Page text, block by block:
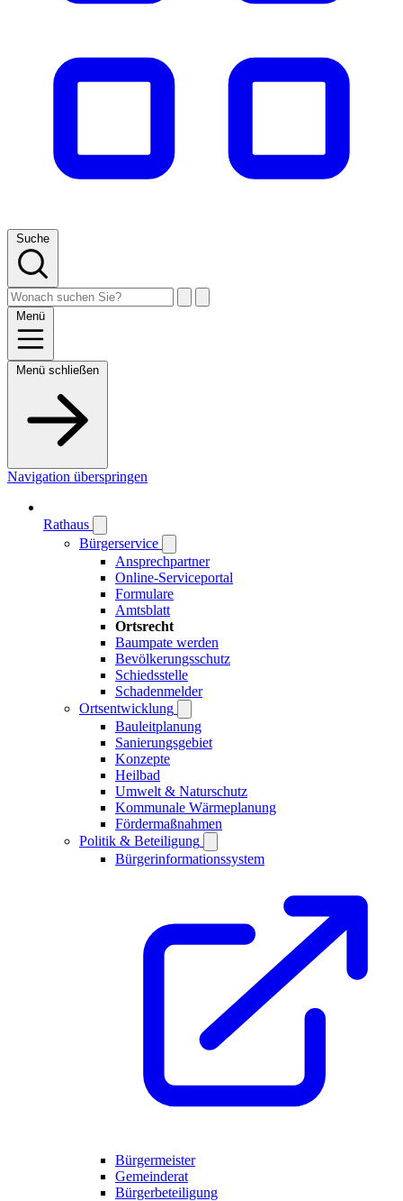
Suche
Menü
Menü schließen
Navigation überspringen
Rathaus
Bürgerservice
Ansprechpartner
Online-Serviceportal
Formulare
Amtsblatt
Ortsrecht
Baumpate werden
Bevölkerungsschutz
Schiedsstelle
Schadenmelder
Ortsentwicklung
Bauleitplanung
Sanierungsgebiet
Konzepte
Heilbad
Umwelt & Naturschutz
Kommunale Wärmeplanung
Fördermaßnahmen
Politik & Beteiligung
Bürgerinformationssystem
Bürgermeister
Gemeinderat
Bürgerbeteiligung